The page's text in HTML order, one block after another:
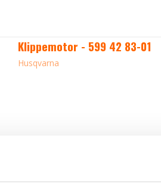
Klippemotor - 599 42 83-01
Husqvarna